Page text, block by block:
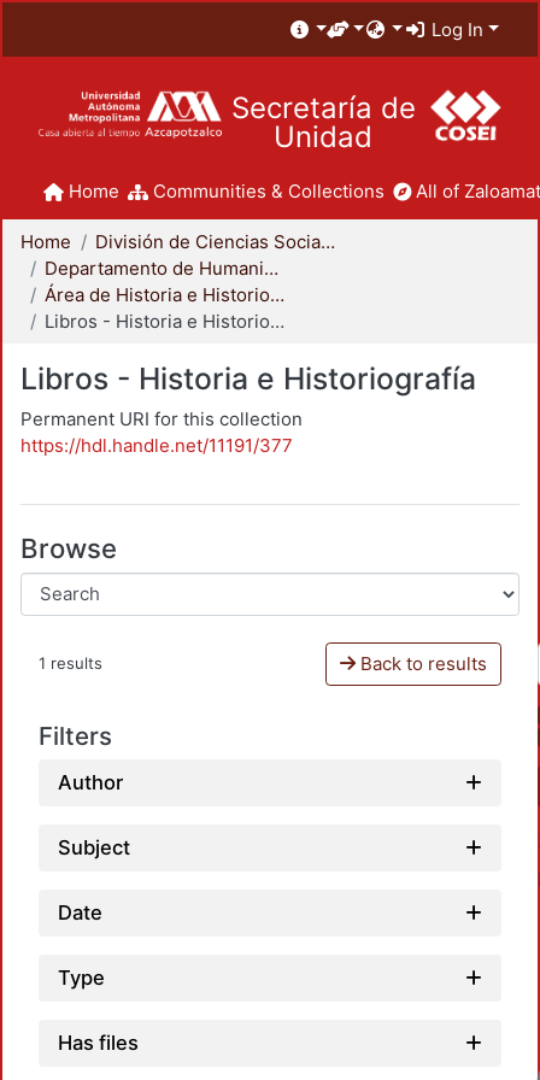
Log In
Secretaría de
Unidad
Home Communities & Collections All of
Home
División de Ciencias Sociales y Humanidades
Departamento de Humanidades
Área de Historia e Historiografía
Libros - Historia e Historiografía
Libros - Historia e Historiografía
Permanent URI for this collection
https://hdl.handle.net/11191/377
Browse
1 results Back to results
Filters
Author
Subject
Date
Type
Has files